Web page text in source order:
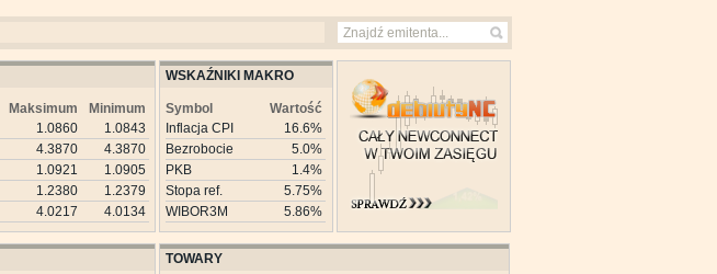
Maksimum
Minimum
1.0860
1.0843
4.3870
4.3870
1.0921
1.0905
1.2380
1.2379
4.0217 4.0134
WSKAŹNIKI MAKRO
Symbol
Wartość
Inflacja CPI
16.6%
Bezrobocie
5.0%
PKB
1.4%
Stopa ref.
5.75%
WIBOR3M
5.86%
TOWARY